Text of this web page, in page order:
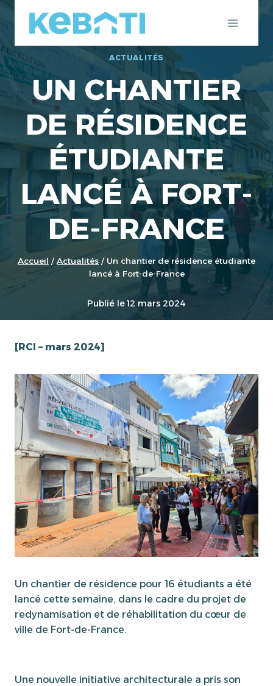
Aller
contenu
ACTUALITÉS
UN CHANTIER
DE RÉSIDENCE
ÉTUDIANTE
LANCÉ À FORT-
DE-FRANCE
Accueil / Actualités / Un chantier de résidence étudiante
lancé à Fort-de-France
Publié le12 mars 2024
[RCI – mars 2024]
Un chantier de résidence pour 16 étudiants a été
lancé cette semaine, dans le cadre du projet de
redynamisation et de réhabilitation du cœur de
ville de Fort-de-France.
Une nouvelle initiative architecturale a pris son